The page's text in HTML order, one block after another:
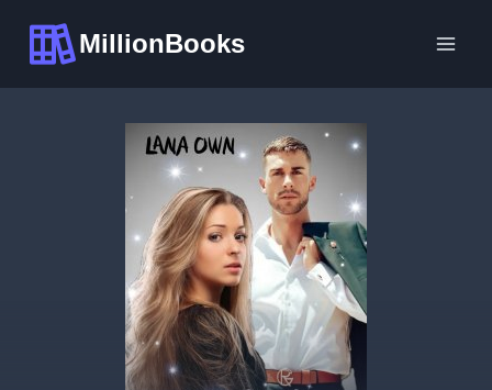
содержимому
MillionBooks